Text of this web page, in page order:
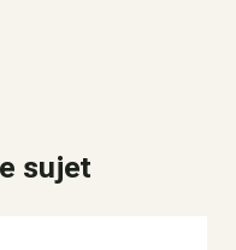
sujet